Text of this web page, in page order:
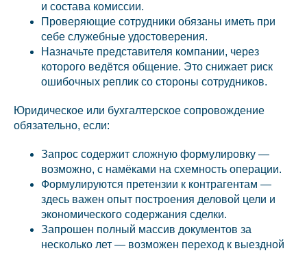
и состава комиссии.
Проверяющие сотрудники обязаны иметь при
себе служебные удостоверения.
Назначьте представителя компании, через
которого ведётся общение. Это снижает риск
ошибочных реплик со стороны сотрудников.
Юридическое или бухгалтерское сопровождение
обязательно, если:
Запрос содержит сложную формулировку —
возможно, с намёками на схемность операции.
Формулируются претензии к контрагентам —
здесь важен опыт построения деловой цели и
экономического содержания сделки.
Запрошен полный массив документов за
несколько лет — возможен переход к выездной